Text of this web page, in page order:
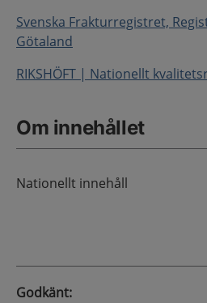
Svenska Frakturregistret,
Götaland
RIKSHÖFT | Nationellt
Om innehållet
Nationellt innehåll
Godkänt: